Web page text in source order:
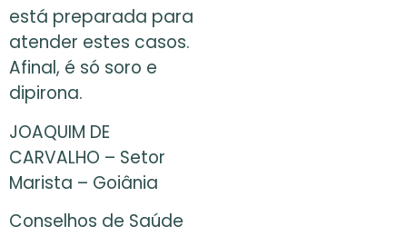
está preparada para
atender estes casos.
Afinal, é só soro e
dipirona.
JOAQUIM DE
CARVALHO – Setor
Marista – Goiânia
Conselhos de Saúde